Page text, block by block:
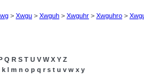
> Xwgu > Xwguh > Xwguhr > Xwguhro >
Q R S T U V W X Y Z
k l m n o p q r s t u v w x y